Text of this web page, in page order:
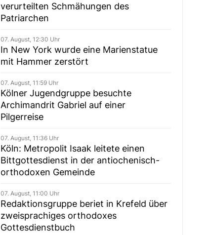
verurteilten Schmähungen des
Patriarchen
07. August, 12:30 Uhr
In New York wurde eine Marienstatue
mit Hammer zerstört
07. August, 11:59 Uhr
Kölner Jugendgruppe besuchte
Archimandrit Gabriel auf einer
Pilgerreise
07. August, 11:36 Uhr
Köln: Metropolit Isaak leitete einen
Bittgottesdienst in der antiochenisch-
orthodoxen Gemeinde
07. August, 11:00 Uhr
Redaktionsgruppe beriet in Krefeld über
zweisprachiges orthodoxes
Gottesdienstbuch